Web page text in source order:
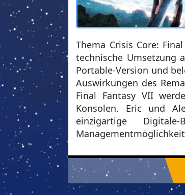
Thema Crisis Core:
technische Umsetzung
Portable-Version und
Auswirkungen des
Final Fantasy VII
Konsolen. Eric und
einzigartige Digitale-